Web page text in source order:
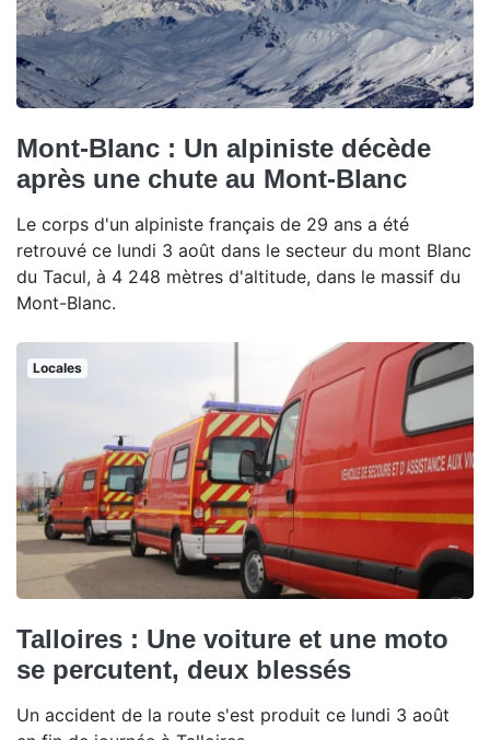
Mont-Blanc : Un alpiniste décède
après une chute au Mont-Blanc
Le corps d'un alpiniste français de 29 ans a été
retrouvé ce lundi 3 août dans le secteur du mont Blanc
du Tacul, à 4 248 mètres d'altitude, dans le massif du
Mont-Blanc.
Locales
Talloires : Une voiture et une moto
se percutent, deux blessés
Un accident de la route s'est produit ce lundi 3 août